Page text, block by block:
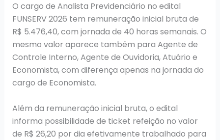
O cargo de Analista Previdenciário no edital
FUNSERV 2026 tem remuneração inicial bruta de
R$ 5.476,40, com jornada de 40 horas semanais. O
mesmo valor aparece também para Agente de
Controle Interno, Agente de Ouvidoria, Atuário e
Economista, com diferença apenas na jornada do
cargo de Economista.
Além da remuneração inicial bruta, o edital
informa possibilidade de ticket refeição no valor
de R$ 26,20 por dia efetivamente trabalhado para